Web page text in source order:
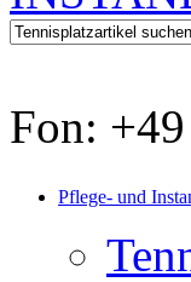
Fon:
Pflege- und